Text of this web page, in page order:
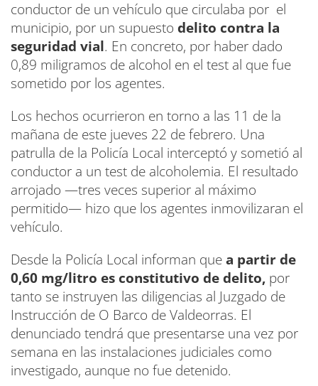
conductor de un vehículo que circulaba por el
municipio, por un supuesto delito contra la
seguridad vial. En concreto, por haber dado
0,89 miligramos de alcohol en el test al que fue
sometido por los agentes.
Los hechos ocurrieron en torno a las 11 de la
mañana de este jueves 22 de febrero. Una
patrulla de la Policía Local interceptó y sometió al
conductor a un test de alcoholemia. El resultado
arrojado —tres veces superior al máximo
permitido— hizo que los agentes inmovilizaran el
vehículo.
Desde la Policía Local informan quea partir de
0,60 mg/litro es constitutivo de delito, por
tanto se instruyen las diligencias al Juzgado de
Instrucción de O Barco de Valdeorras. El
denunciado tendrá que presentarse una vez por
semana en las instalaciones judiciales como
investigado, aunque no fue detenido.